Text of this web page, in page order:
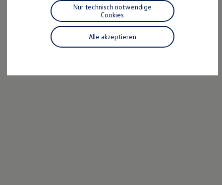
Individualisieren
Wallbox und Ladekabel
Digitale Extras
Dienste für Ihr Modell finden
Volkswagen Apps, Login und Shop
Handy und Fahrzeug verbinden
Vorgängermodelle
Alle akzeptieren
Nur technisch notwendige
Cookies